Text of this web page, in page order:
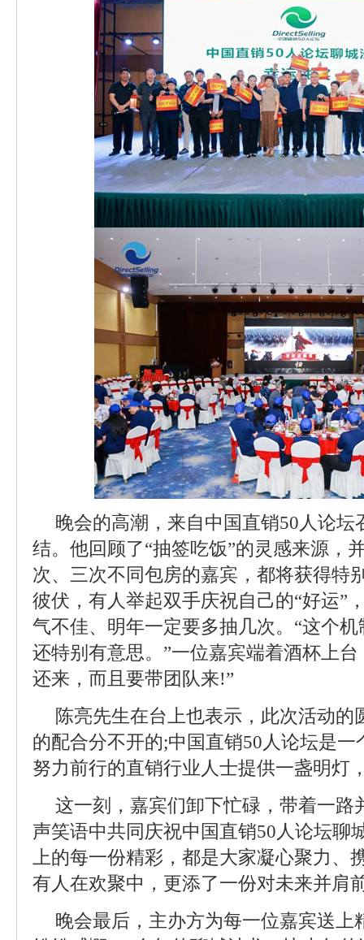
晚会的高潮，来自中国直销50人论
结。他回顾了“抽签吃饭”的灵感来源，
次、三次不同包房的嘉宾，都将获得特
彼伏，有人举起双手庆祝自己的“好运”
气不佳、明年一定要多抽几次。“这个
还特别有意思。”一位嘉宾端着酒杯上
还来，而且要带团队来!”
陈亮先生在台上也表示，此次活动的
的配合分不开的;中国直销50人论坛是
努力前行的直销行业人士提供一盏明灯
这一刻，嘉宾们卸下忙碌，带着一路
声笑语中共同庆祝中国直销50人论坛聊
上的每一份精彩，都是大家凝心聚力、
有人在欢聚中，更添了一份对未来并肩
晚会最后，主办方为每一位嘉宾送上